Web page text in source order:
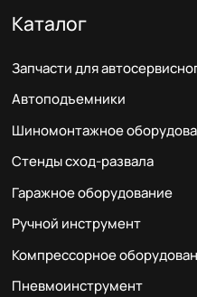
Каталог
Запчасти для
Автоподъемники
Шиномонтажное
Стенды сход-развала
Гаражное оборудование
Ручной инструмент
Компрессорное
Пневмоинструмент